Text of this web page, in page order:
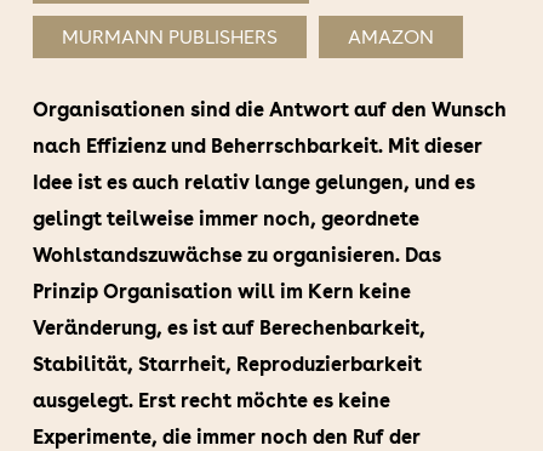
MURMANN PUBLISHERS AMAZON
Organisationen sind die Antwort auf den Wunsch
nach Effizienz und Beherrschbarkeit. Mit dieser
Idee ist es auch relativ lange gelungen, und es
gelingt teilweise immer noch, geordnete
Wohlstandszuwächse zu organisieren. Das
Prinzip Organisation will im Kern keine
Veränderung, es ist auf Berechenbarkeit,
Stabilität, Starrheit, Reproduzierbarkeit
ausgelegt. Erst recht möchte es keine
Experimente, die immer noch den Ruf der